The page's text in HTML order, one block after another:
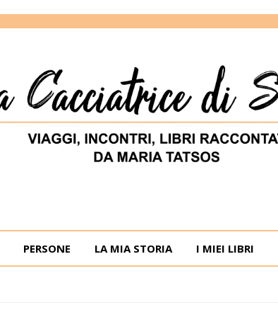
TATSOS
PERSONE LA MIA STORIA I MIEI LIBRI